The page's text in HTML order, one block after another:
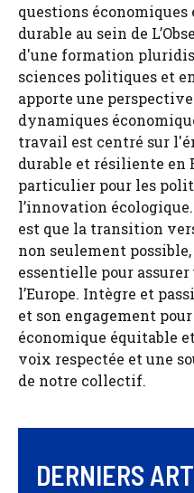
questions
durable au sein de
d'une formation
sciences politiques et
apporte une
dynamiques
travail est centré sur
durable et résiliente en
particulier pour les
l’innovation
est que la transition
non seulement
essentielle pour
l’Europe. Intègre et
et son engagement
économique équitable
voix respectée et une
de notre collectif.
DERNIERS